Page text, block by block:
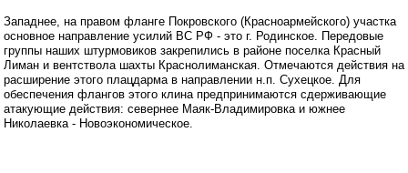
Западнее, на правом фланге Покровского (Красноармейского) участка
основное направление усилий ВС РФ - это г. Родинское. Передовые
группы наших штурмовиков закрепились в районе поселка Красный
Лиман и вентствола шахты Краснолиманская. Отмечаются действия на
расширение этого плацдарма в направлении н.п. Сухецкое. Для
обеспечения флангов этого клина предпринимаются сдерживающие
атакующие действия: севернее Маяк-Владимировка и южнее
Николаевка - Новоэкономическое.